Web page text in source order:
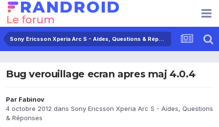
Sony Ericsson Xperia Arc S - Aides, Questions & Réponses
Bug verouillage ecran apres maj 4.0.4
Par Fabinov
4 octobre 2012 dans Sony Ericsson Xperia Arc S - Aides, Questions
& Réponses